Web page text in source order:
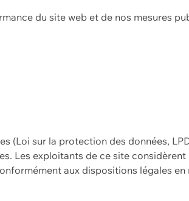
du site web et de nos mesures
(Loi sur la protection des données,
Les exploitants de ce site
aux dispositions légales